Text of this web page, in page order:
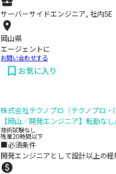
サーバーサイドエンジニア, 社内SE
岡山県
エージェントに
お問い合わせする
お気に入り
株式会社テクノプロ（テクノプロ・
【岡山／開発エンジニア】転勤な
技術試験なし
残業20時間以下
■必須条件
開発エンジニアとして設計以上の